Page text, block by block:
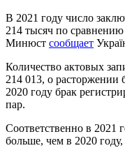
В 2021 году число
214 тысяч по
Минюст сообщает
Количество актовых
214 013, о расторжении
2020 году брак
пар.
Соответственно в 2021
больше, чем в 2020